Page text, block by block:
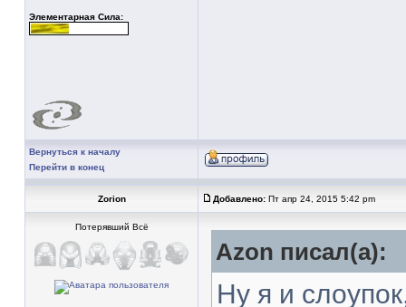
Элементарная Сила:
Вернуться к началу
Перейти в конец
Zorion Добавлено: Пт апр 24, 2015 5:42 pm
Потерявший Всё
Azon писал(а):
Ну я и